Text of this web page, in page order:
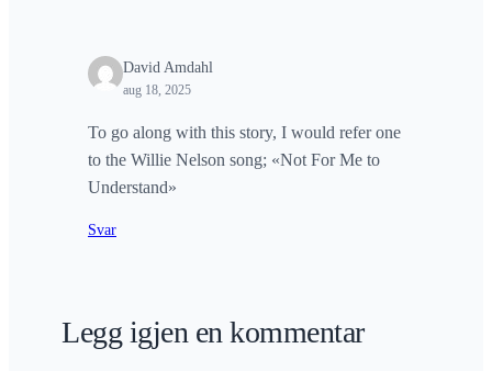
David Amdahl
aug 18, 2025
To go along with this story, I would refer one
to the Willie Nelson song; «Not For Me to
Understand»
Svar
Legg igjen en kommentar